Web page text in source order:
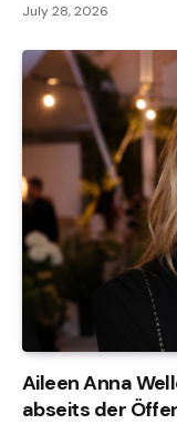
July 28, 2026
Aileen Anna
abseits der